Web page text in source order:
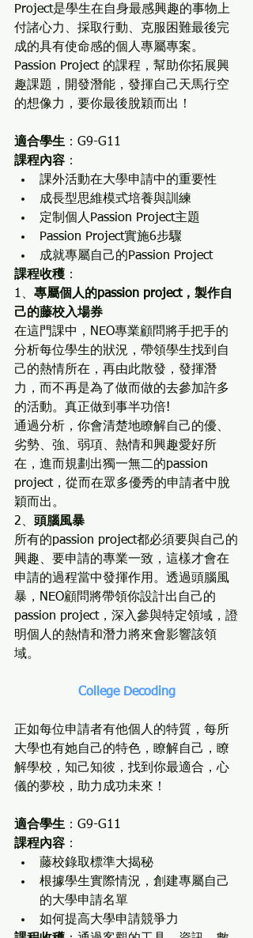
Project是學生在自身最感興趣的事物上
付諸心力、採取行動、克服困難最後完
成的具有使命感的個人專屬專案。
Passion Project 的課程，幫助你拓展興
趣課題，開發潛能，發揮自己天馬行空
的想像力，要你最後脫穎而出！
適合學生 ：G9-G11
課程內容 ：
課外活動在大學申請中的重要性
成長型思維模式培養與訓練
定制個人Passion Project主題
Passion Project實施6步驟
成就專屬自己的Passion Project
課程收穫 ：
1、 專屬個人的passion project，製作自
己的藤校入場券
在這門課中，NEO專業顧問將手把手的
分析每位學生的狀況，帶領學生找到自
己的熱情所在，再由此散發，發揮潛
力，而不再是為了做而做的去參加許多
的活動。真正做到事半功倍!
通過分析，你會清楚地瞭解自己的優、
劣勢、強、弱項、熱情和興趣愛好所
在，進而規劃出獨一無二的passion
project，從而在眾多優秀的申請者中脫
穎而出。
2、 頭腦風暴
所有的passion project都必須要與自己的
興趣、要申請的專業一致，這樣才會在
申請的過程當中發揮作用。透過頭腦風
暴，NEO顧問將帶領你設計出自己的
passion project，深入參與特定領域，證
明個人的熱情和潛力將來會影響該領
域。
College Decoding
正如每位申請者有他個人的特質，每所
大學也有她自己的特色，瞭解自己，瞭
解學校，知己知彼，找到你最適合，心
儀的夢校，助力成功未來！
適合學生 ：G9-G11
課程內容 ：
藤校錄取標準大揭秘
根據學生實際情況，創建專屬自己
的大學申請名單
如何提高大學申請競爭力